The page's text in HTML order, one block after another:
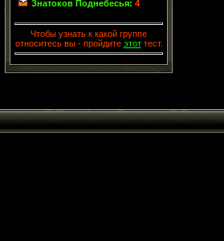
Знатоков Поднебесья: 4
Чтобы узнать к какой группе
относитесь вы - пройдите этоттест.